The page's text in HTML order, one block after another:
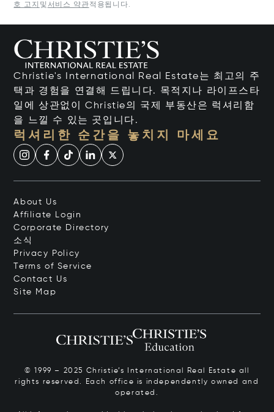
호 고지 및 서비스 약관적용됩니다.
Christie's International Real Estate는 최고의 주
택과 경험을 연결해 드립니다. 목적지나 라이프스타
일에 상관없이 Christie의 국제 부동산은 럭셔리함
을 느낄 수 있는 곳입니다.
럭셔리한 순간을 놓치지 마세요
About Us
Affiliate Login
Corporate Directory
소식
Privacy Policy
Terms of Service
Contact Us
Site Map
© 1999 – 2025 Christie’s International Real Estate all
rights reserved. Each office is independently owned and
operated.